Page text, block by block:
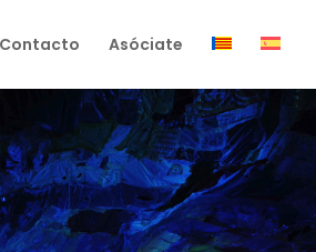
Contacto Asóciate